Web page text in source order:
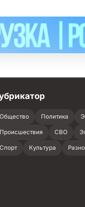
Общество Политика
Происшествия СВО
Спорт Культура